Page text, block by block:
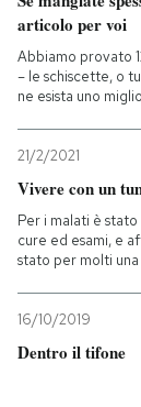
articolo per voi
Abbiamo provato
– le schiscette, o
ne esista uno
21/2/2021
Vivere con un
Per i malati è
cure ed esami, e
stato per molti
16/10/2019
Dentro il tifone